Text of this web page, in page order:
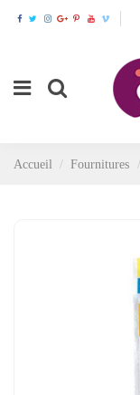
Accueil Fournitures